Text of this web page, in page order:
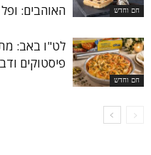
חם וחדש
האוהבים: ופל
חם וחדש
לט"ו באב:
פיסטוקים